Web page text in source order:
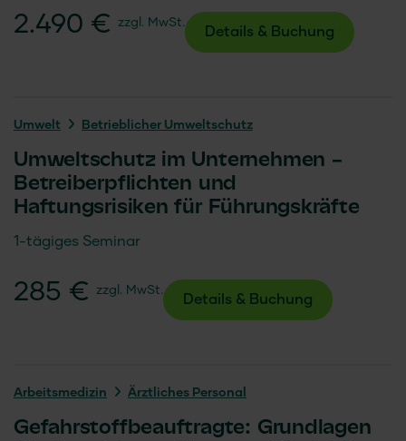
2.490 € zzgl. MwSt.
Details & Buchung
Umwelt Betrieblicher Umweltschutz
Umweltschutz im Unternehmen –
Betreiberpflichten und
Haftungsrisiken für Führungskräfte
1-tägiges Seminar
285 € zzgl. MwSt.
Details & Buchung
Arbeits­medizin Ärztliches Personal
Gefahrstoffbeauftragte: Grundlagen